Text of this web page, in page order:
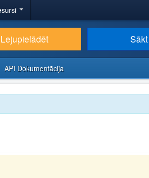
Lejupielādēt Sākt
API Dokumentācija